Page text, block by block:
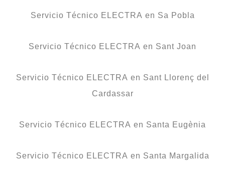
Servicio Técnico ELECTRA en Sa Pobla
Servicio Técnico ELECTRA en Sant Joan
Servicio Técnico ELECTRA en Sant Llorenç del
Cardassar
Servicio Técnico ELECTRA en Santa Eugènia
Servicio Técnico ELECTRA en Santa Margalida